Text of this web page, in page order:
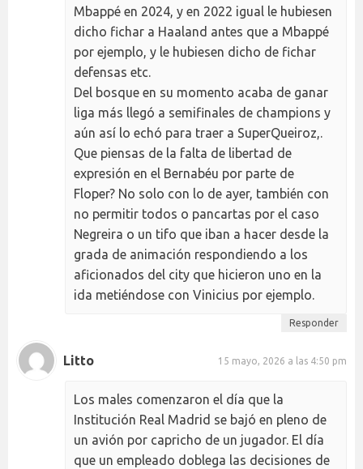
Mbappé en 2024, y en 2022 igual le hubiesen
dicho fichar a Haaland antes que a Mbappé
por ejemplo, y le hubiesen dicho de fichar
defensas etc.
Del bosque en su momento acaba de ganar
liga más llegó a semifinales de champions y
aún así lo echó para traer a SuperQueiroz,.
Que piensas de la falta de libertad de
expresión en el Bernabéu por parte de
Floper? No solo con lo de ayer, también con
no permitir todos o pancartas por el caso
Negreira o un tifo que iban a hacer desde la
grada de animación respondiendo a los
aficionados del city que hicieron uno en la
ida metiéndose con Vinicius por ejemplo.
Responder
Litto 15 mayo, 2026 a las 4:50 pm
Los males comenzaron el día que la
Institución Real Madrid se bajó en pleno de
un avión por capricho de un jugador. El día
que un empleado doblega las decisiones de